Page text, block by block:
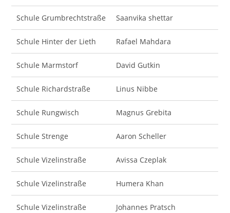
Schule Grumbrechtstraße Saanvika shettar
Schule Hinter der Lieth Rafael Mahdara
Schule Marmstorf David Gutkin
Schule Richardstraße Linus Nibbe
Schule Rungwisch Magnus Grebita
Schule Strenge Aaron Scheller
Schule Vizelinstraße Avissa Czeplak
Schule Vizelinstraße Humera Khan
Schule Vizelinstraße Johannes Pratsch